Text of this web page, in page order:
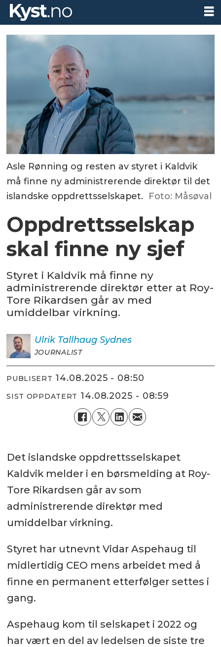
Asle Rønning og resten av styret i Kaldvik
må finne ny administrerende direktør til det
islandske oppdrettsselskapet. Foto: Måsøval
Oppdrettsselskap
skal finne ny sjef
Styret i Kaldvik må finne ny
administrerende direktør etter at Roy-
Tore Rikardsen går av med
umiddelbar virkning.
Ulrik Tallhaug Sydnes
JOURNALIST
PUBLISERT 14.08.2025 - 08:50
SIST OPPDATERT 14.08.2025 - 08:59
Det islandske oppdrettsselskapet
Kaldvik melder i en børsmelding at Roy-
Tore Rikardsen går av som
administrerende direktør med
umiddelbar virkning.
Styret har utnevnt Vidar Aspehaug til
midlertidig CEO mens arbeidet med å
finne en permanent etterfølger settes i
gang.
Aspehaug kom til selskapet i 2022 og
har vært en del av ledelsen de siste tre